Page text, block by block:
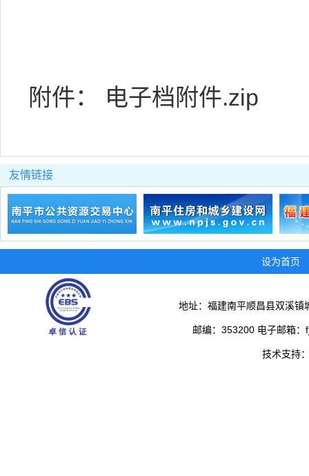
附件： 电子档附件.zip
友情链接
设为首页
地址：福建南平顺昌县双溪
邮编：353200 电子邮箱
技术支持